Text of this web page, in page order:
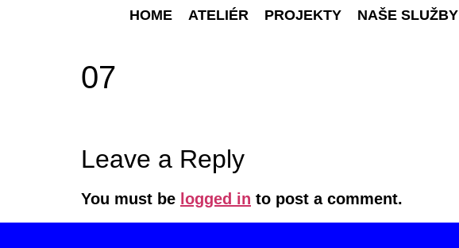
HOME ATELIÉR PROJEKTY NAŠE SLUŽBY
07
Leave a Reply
You must be logged in to post a comment.